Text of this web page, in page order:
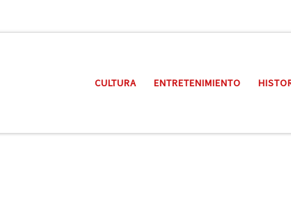
CULTURA ENTRETENIMIENTO